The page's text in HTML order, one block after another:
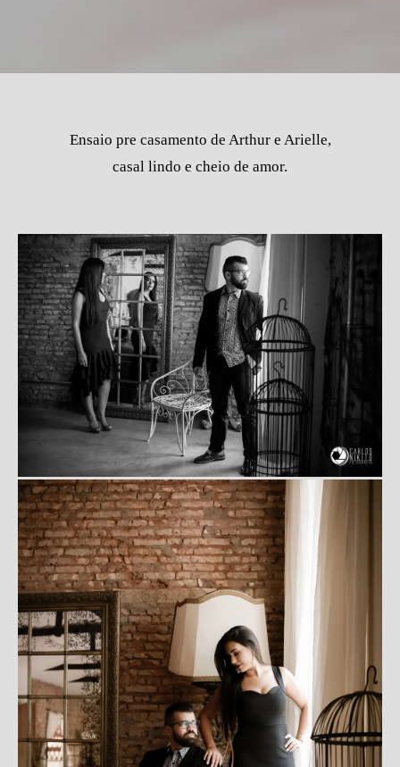
Ensaio pre casamento de Arthur e Arielle,
casal lindo e cheio de amor.